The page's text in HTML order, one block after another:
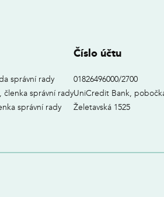
správní rady
členka správní rady
správní rady
Číslo účtu
01826496000/2700
UniCredit Bank,
Želetavská 1525